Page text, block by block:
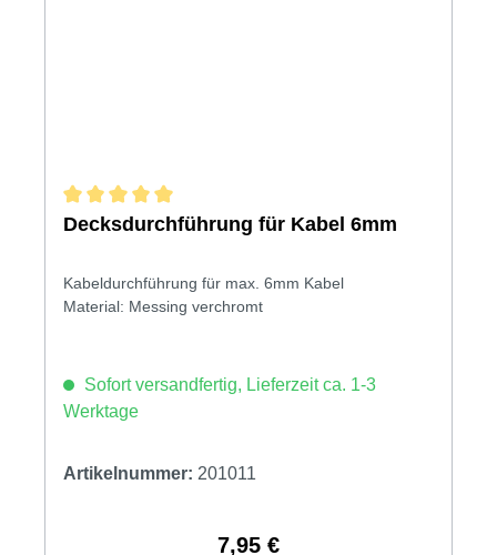
Durchschnittliche Bewertung von 5 von 5 Sternen
Decksdurchführung für Kabel 6mm
Kabeldurchführung für max. 6mm Kabel
Material: Messing verchromt
Sofort versandfertig, Lieferzeit ca. 1-3
Werktage
Artikelnummer: 201011
Regulärer Preis:
7,95 €